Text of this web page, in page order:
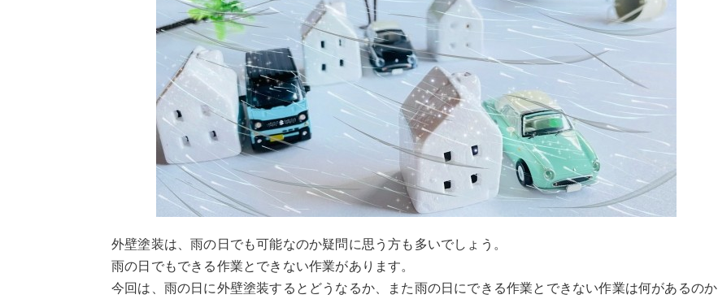
外壁塗装は、雨の日でも可能なのか疑問に思う方も多いでしょう。
雨の日でもできる作業とできない作業があります。
今回は、雨の日に外壁塗装するとどうなるか、また雨の日にできる作業とできない作業は何があるのか